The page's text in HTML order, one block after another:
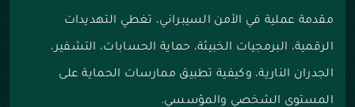
مقدمة عملية في الأمن السيبراني، تغطي التهديدات
الرقمية، البرمجيات الخبيثة، حماية الحسابات، التشفير،
الجدران النارية، وكيفية تطبيق ممارسات الحماية على
المستوى الشخصي والمؤسسي.